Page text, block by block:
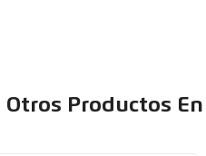
Otros Productos